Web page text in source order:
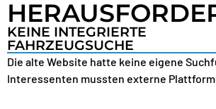
KEINE INTEGRIERTE
FAHRZEUGSUCHE
Die alte Website hatte keine eigene
Interessenten mussten externe